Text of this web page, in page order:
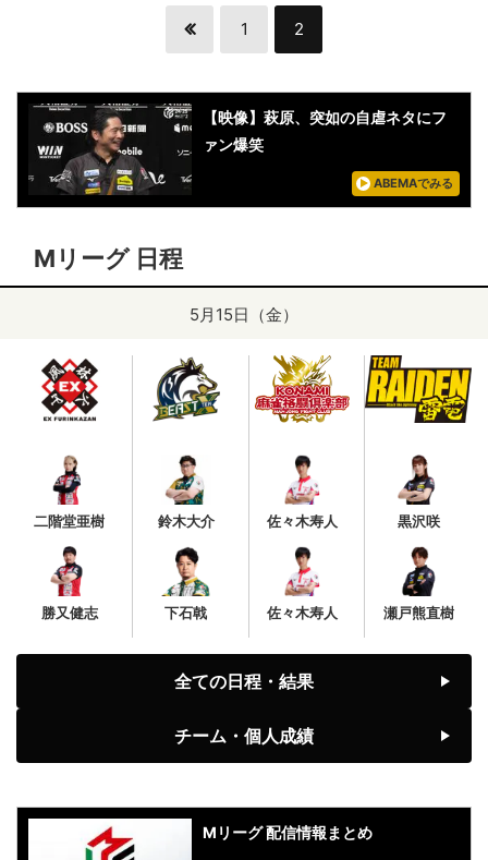
1 2
【映像】萩原、突如の自虐ネタにフ
ァン爆笑
ABEMAでみる
Mリーグ 日程
5月15日（金）
二階堂亜樹
勝又健志
鈴木大介
下石戟
佐々木寿人
佐々木寿人
黒沢咲
瀬戸熊直樹
全ての日程・結果
チーム・個人成績
Mリーグ 配信情報まとめ